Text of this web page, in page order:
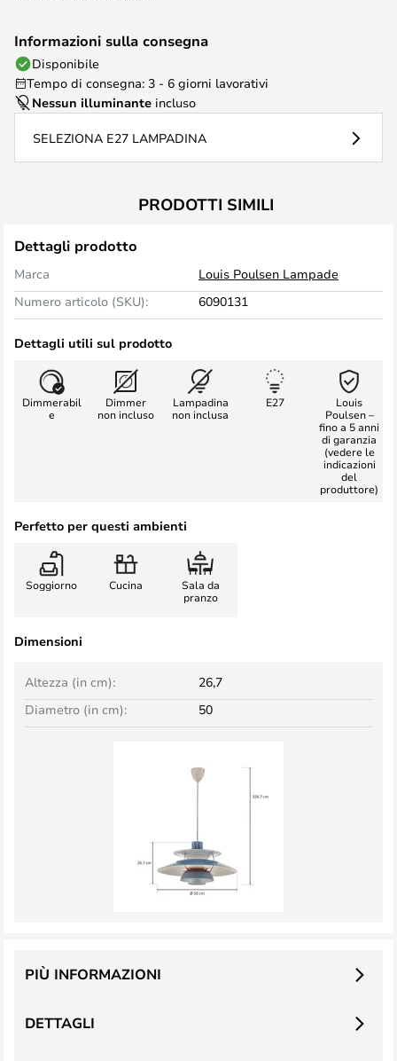
Informazioni sulla consegna
Disponibile
Tempo di consegna: 3 - 6 giorni lavorativi
Nessun illuminante incluso
SELEZIONA E27 LAMPADINA
PRODOTTI SIMILI
Dettagli prodotto
Marca
Louis Poulsen Lampade
Numero articolo (SKU):
6090131
Dettagli utili sul prodotto
Dimmerabil
e
Dimmer
non incluso
Lampadina
non inclusa
E27
Louis
Poulsen –
fino a 5 anni
di garanzia
(vedere le
indicazioni
del
produttore)
Perfetto per questi ambienti
Soggiorno Cucina
Sala da
pranzo
Dimensioni
Altezza (in cm):
26,7
Diametro (in cm):
50
DETTAGLI
PIÙ INFORMAZIONI